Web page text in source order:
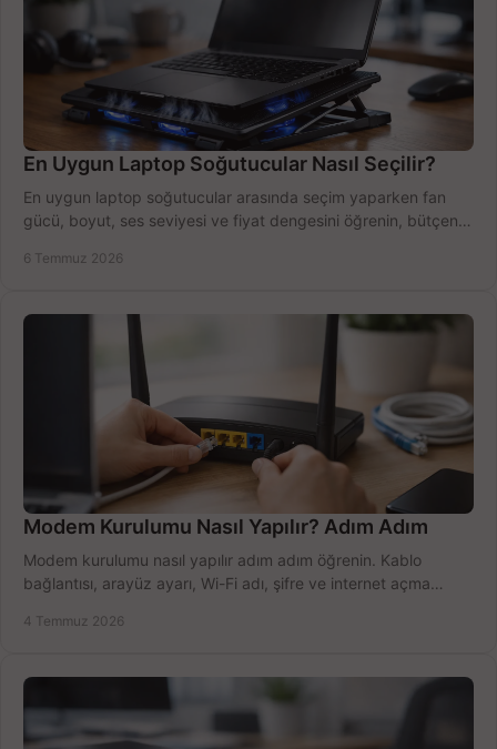
En Uygun Laptop Soğutucular Nasıl Seçilir?
En uygun laptop soğutucular arasında seçim yaparken fan
gücü, boyut, ses seviyesi ve fiyat dengesini öğrenin, bütçenizi
6 Temmuz 2026
Modem Kurulumu Nasıl Yapılır? Adım Adım
Modem kurulumu nasıl yapılır adım adım öğrenin. Kablo
bağlantısı, arayüz ayarı, Wi-Fi adı, şifre ve internet açma
4 Temmuz 2026